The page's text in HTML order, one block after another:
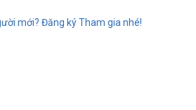
mới? Đăng ký Tham gia nhé!